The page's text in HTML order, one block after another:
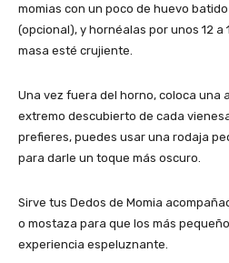
momias con un poco de huevo
(opcional), y hornéalas por unos 12 a
masa esté crujiente.
Una vez fuera del horno, coloca una
extremo descubierto de cada
prefieres, puedes usar una rodaja
para darle un toque más oscuro.
Sirve tus Dedos de Momia
o mostaza para que los más
experiencia espeluznante.